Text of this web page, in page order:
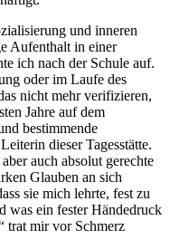
und inneren
Aufenthalt in einer
ich nach der Schule auf.
oder im Laufe des
nicht mehr verifizieren,
Jahre auf dem
bestimmende
dieser Tagesstätte.
auch absolut gerechte
Glauben an sich
sie mich lehrte, fest zu
was ein fester Händedruck
trat mir vor Schmerz